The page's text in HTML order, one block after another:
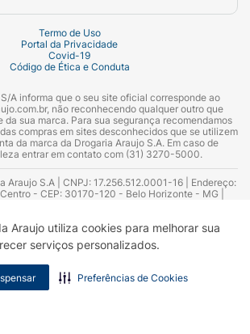
Araujo utiliza cookies para melhorar sua
serviços personalizados.
Preferências de Cookies
Termo de Uso
Portal da Privacidade
Covid-19
Código de Ética e Conduta
A informa que o seu site oficial corresponde ao
não reconhecendo qualquer outro que
sua marca. Para sua segurança recomendamos
compras em sites desconhecidos que se utilizem
da marca da Drogaria Araujo S.A. Em caso de
entrar em contato com (31) 3270-5000.
Araujo S.A | CNPJ: 17.256.512.0001-16 | Endereço:
- CEP: 30170-120 - Belo Horizonte - MG |
10.965 | Yasmin Silva Alvarenga – CRF 52.584 -
Thiago Aguiar Pinheiro - CRF Nº 13.748. Alvará
| Autorização de Funcionamento da Empresa (AFE):